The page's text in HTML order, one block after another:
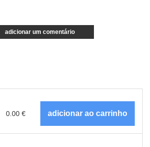
adicionar um comentário
0.00 €